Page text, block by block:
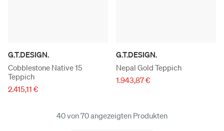
G.T.DESIGN.
Cobblestone Native 15
Teppich
2.415,11 €
G.T.DESIGN.
Nepal Gold Teppich
1.943,87 €
40 von 70 angezeigten Produkten